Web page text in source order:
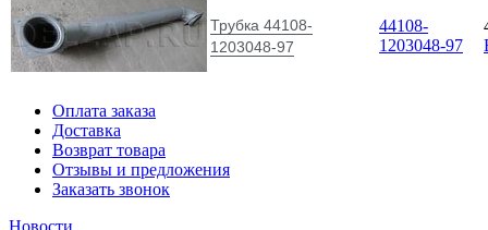
Трубка 44108-
1203048-97
44108-
1203048-97
Оплата заказа
Доставка
Возврат товара
Отзывы и предложения
Заказать звонок